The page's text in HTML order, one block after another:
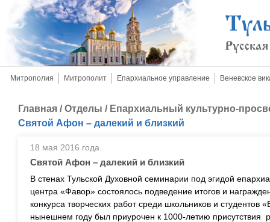
Митрополия Митрополит Епархиальное управление Веневское
Главная /Отделы / Епархиальный культурно-
Святой Афон – далекий и близкий
18 мая 2016 года.
Святой Афон – далекий и близкий
В стенах Тульской Духовной семинарии под эгидой
центра «Фавор» состоялось подведение итогов и
конкурса творческих работ среди школьников и студентов
нынешнем году был приурочен к 1000-летию присутствия